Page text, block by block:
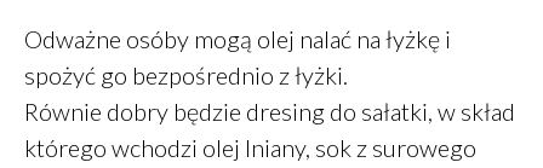
Odważne osóby mogą olej nalać na łyżkę i
spożyć go bezpośrednio z łyżki.
Równie dobry będzie dresing do sałatki, w skład
którego wchodzi olej lniany, sok z surowego